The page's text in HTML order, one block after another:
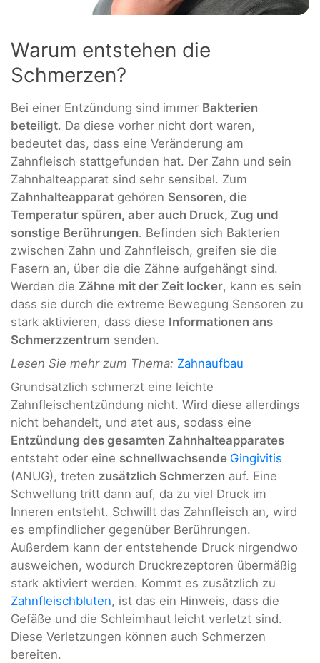
Warum entstehen die
Schmerzen?
Bei einer Entzündung sind immer Bakterien
beteiligt. Da diese vorher nicht dort waren,
bedeutet das, dass eine Veränderung am
Zahnfleisch stattgefunden hat. Der Zahn und sein
Zahnhalteapparat sind sehr sensibel. Zum
Zahnhalteapparat gehören Sensoren, die
Temperatur spüren, aber auch Druck, Zug und
sonstige Berührungen. Befinden sich Bakterien
zwischen Zahn und Zahnfleisch, greifen sie die
Fasern an, über die die Zähne aufgehängt sind.
Werden die Zähne mit der Zeit locker, kann es sein
dass sie durch die extreme Bewegung Sensoren zu
stark aktivieren, dass diese Informationen ans
Schmerzzentrum senden.
Lesen Sie mehr zum Thema: Zahnaufbau
Grundsätzlich schmerzt eine leichte
Zahnfleischentzündung nicht. Wird diese allerdings
nicht behandelt, und atet aus, sodass eine
Entzündung des gesamten Zahnhalteapparates
entsteht oder eine schnellwachsende Gingivitis
(ANUG), treten zusätzlich Schmerzen auf. Eine
Schwellung tritt dann auf, da zu viel Druck im
Inneren entsteht. Schwillt das Zahnfleisch an, wird
es empfindlicher gegenüber Berührungen.
Außerdem kann der entstehende Druck nirgendwo
ausweichen, wodurch Druckrezeptoren übermäßig
stark aktiviert werden. Kommt es zusätzlich zu
Zahnfleischbluten, ist das ein Hinweis, dass die
Gefäße und die Schleimhaut leicht verletzt sind.
Diese Verletzungen können auch Schmerzen
bereiten.